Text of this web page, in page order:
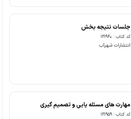
جلسات نتیجه بخش
کد کتاب : 121960
انتشارات شهرآب
مهارت های مسئله یابی و تصمیم گیری
کد کتاب : 121959